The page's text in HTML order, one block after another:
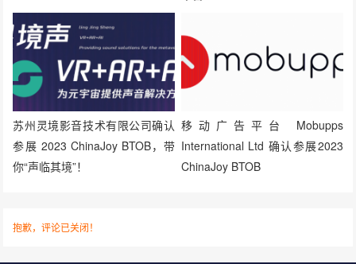
苏州灵境影音技术有限公司确认
参展 2023 ChinaJoy BTOB，带
你“声临其境”！
移动广告平台 Mobupps
International Ltd 确认参展2023
ChinaJoy BTOB
抱歉，评论已关闭！